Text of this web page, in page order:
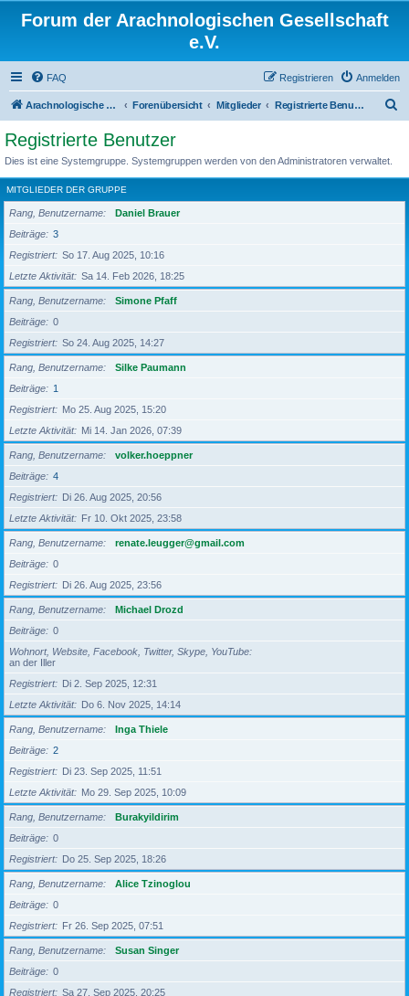
Forum der Arachnologischen Gesellschaft
e.V.
FAQ Anmelden
Registrieren
Arachnologische Gesellschaft e. V. Forenübersicht Mitglieder Registrierte Benutzer
Registrierte Benutzer
Dies ist eine Systemgruppe. Systemgruppen werden von den Administratoren verwaltet.
MITGLIEDER DER GRUPPE
Rang, Benutzername
Daniel Brauer
Beiträge
3
Registriert
So 17. Aug 2025, 10:16
Letzte Aktivität
Sa 14. Feb 2026, 18:25
Rang, Benutzername
Simone Pfaff
Beiträge
0
Registriert
So 24. Aug 2025, 14:27
Rang, Benutzername
Silke Paumann
Beiträge
1
Registriert
Mo 25. Aug 2025, 15:20
Letzte Aktivität
Mi 14. Jan 2026, 07:39
Rang, Benutzername
volker.hoeppner
Beiträge
4
Registriert
Di 26. Aug 2025, 20:56
Letzte Aktivität
Fr 10. Okt 2025, 23:58
Rang, Benutzername
renate.leugger@gmail.com
Beiträge
0
Registriert
Di 26. Aug 2025, 23:56
Rang, Benutzername
Michael Drozd
Beiträge
0
Wohnort, Website, Facebook, Twitter, Skype, YouTube
an der Iller
Registriert
Di 2. Sep 2025, 12:31
Letzte Aktivität
Do 6. Nov 2025, 14:14
Rang, Benutzername
Inga Thiele
Beiträge
2
Registriert
Di 23. Sep 2025, 11:51
Letzte Aktivität
Mo 29. Sep 2025, 10:09
Rang, Benutzername
Burakyildirim
Beiträge
0
Registriert
Do 25. Sep 2025, 18:26
Rang, Benutzername
Alice Tzinoglou
Beiträge
0
Registriert
Fr 26. Sep 2025, 07:51
Rang, Benutzername
Susan Singer
Beiträge
0
Registriert
Sa 27. Sep 2025, 20:25